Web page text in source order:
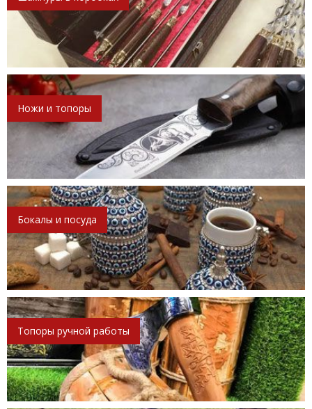
Ножи и топоры
Бокалы и посуда
Топоры ручной работы